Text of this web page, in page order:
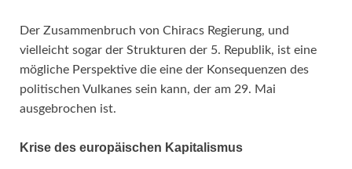
Der Zusammenbruch von Chiracs Regierung, und
vielleicht sogar der Strukturen der 5. Republik, ist eine
mögliche Perspektive die eine der Konsequenzen des
politischen Vulkanes sein kann, der am 29. Mai
ausgebrochen ist.
Krise des europäischen Kapitalismus